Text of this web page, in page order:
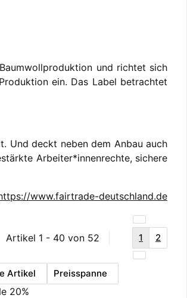
und richtet sich
ein. Das Label betrachtet
Und deckt neben dem Anbau auch
Arbeiter*innenrechte, sichere
www.fairtrade-deutschland.de
Artikel 1 - 40 von 52 1 2
Artikel Preisspanne
20%